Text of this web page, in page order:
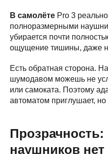
В самолёте Pro 3
полноразмерными
убирается почти
ощущение тишины, даже
Есть обратная сторона.
шумодавом можешь не
или самоката. Поэтому
автоматом приглушает, но
Прозрачность:
наушников нет